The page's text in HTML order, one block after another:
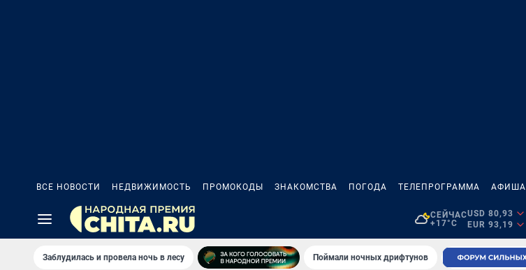
ВСЕ НОВОСТИ НЕДВИЖИМОСТЬ ПРОМОКОДЫ ЗНАКОМСТВА ПОГОДА ТЕЛЕПРОГРАММА АФИША
СЕЙЧАС
+17°C
USD 80,93
EUR 93,19
Заблудилась и провела ночь в лесу Поймали ночных дрифтунов